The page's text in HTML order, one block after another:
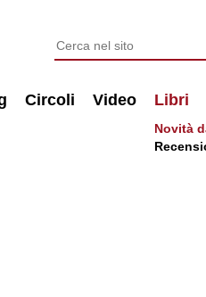
Circoli Video Libri
Novità